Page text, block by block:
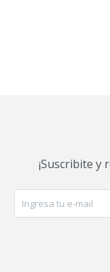
¡Suscribite y